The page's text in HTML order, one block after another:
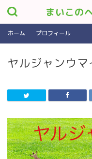
まいこの
ホーム プロフィール
ヤルジャンウマ